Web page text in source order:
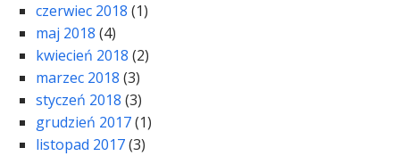
czerwiec 2018 (1)
maj 2018 (4)
kwiecień 2018 (2)
marzec 2018 (3)
styczeń 2018 (3)
grudzień 2017(1)
listopad 2017(3)